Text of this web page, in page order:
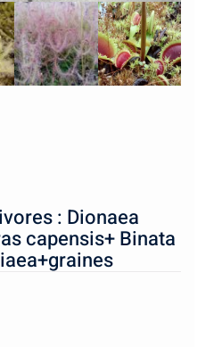
: Dionaea
capensis+ Binata